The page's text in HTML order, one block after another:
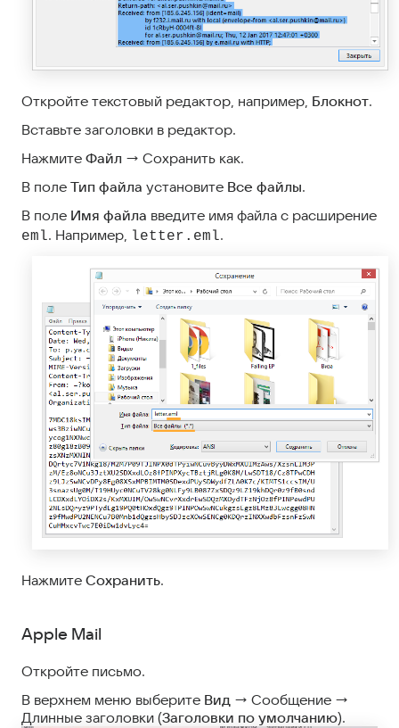
Откройте текстовый редактор, например, Блокнот.
Вставьте заголовки в редактор.
Нажмите Файл → Сохранить как.
В поле Тип файла установите Все файлы.
В поле Имя файла введите имя файла с расширение
eml. Например, letter.eml.
Нажмите Сохранить.
Apple Mail
Откройте письмо.
В верхнем меню выберите Вид → Сообщение →
Длинные заголовки (Заголовки по умолчанию).